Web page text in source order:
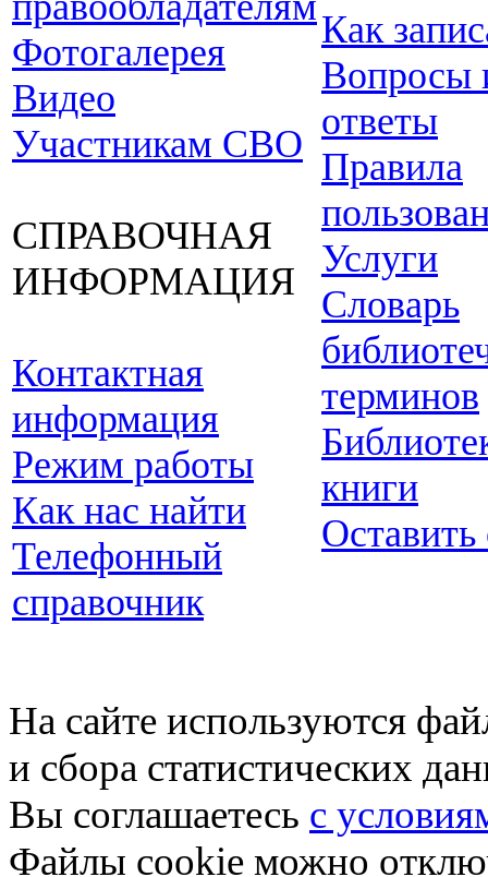
Фотогалерея
Видео
Участникам СВО
СПРАВОЧНАЯ
ИНФОРМАЦИЯ
Контактная
информация
Режим работы
Как нас найти
Телефонный
справочник
Как
Вопросы
ответы
Правила
Услуги
Словарь
терминов
книги
Оставить
На сайте используются
и сбора статистических
Вы соглашаетесь с
Файлы cookie можно